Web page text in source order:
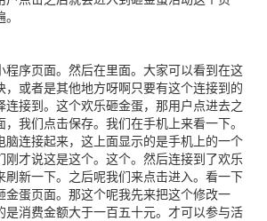
程序页面。然后在里面。大家可以看到在这
，或者是其他地方呀啊只要有这个连接到的
连接到。这个欢乐砸金蛋，那用户点进去之
我们点击保存。我们在手机上来看一下。
脑连接起来，这上面显示的是手机上的一个
刚才说这是这个。这个。然后连接到了欢乐
刷新一下。之后呢我们来点击进入。看一下
金蛋页面。那这个呢我先来把这个修改一
是消费金额大于一百五十元。才可以参与活